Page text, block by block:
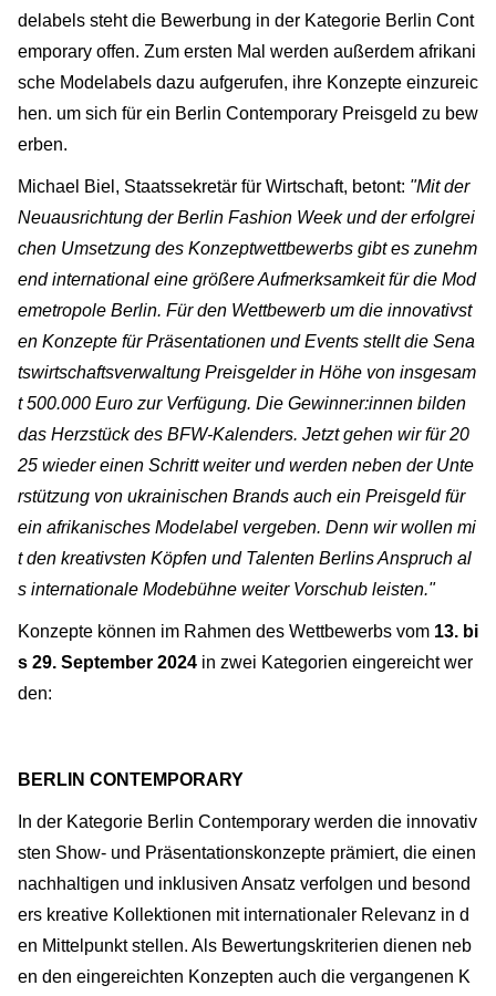
delabels steht die Bewerbung in der Kategorie Berlin Cont
emporary offen. Zum ersten Mal werden außerdem afrikani
sche Modelabels dazu aufgerufen, ihre Konzepte einzureic
hen. um sich für ein Berlin Contemporary Preisgeld zu bew
erben.
Michael Biel, Staatssekretär für Wirtschaft, betont: "Mit der
Neuausrichtung der Berlin Fashion Week und der erfolgrei
chen Umsetzung des Konzeptwettbewerbs gibt es zunehm
end international eine größere Aufmerksamkeit für die Mod
emetropole Berlin. Für den Wettbewerb um die innovativst
en Konzepte für Präsentationen und Events stellt die Sena
tswirtschaftsverwaltung Preisgelder in Höhe von insgesam
t 500.000 Euro zur Verfügung. Die Gewinner:innen bilden
das Herzstück des BFW-Kalenders. Jetzt gehen wir für 20
25 wieder einen Schritt weiter und werden neben der Unte
rstützung von ukrainischen Brands auch ein Preisgeld für
ein afrikanisches Modelabel vergeben. Denn wir wollen mi
t den kreativsten Köpfen und Talenten Berlins Anspruch al
s internationale Modebühne weiter Vorschub leisten."
Konzepte können im Rahmen des Wettbewerbs vom 13. bi
s 29. September 2024 in zwei Kategorien eingereicht wer
den:
BERLIN CONTEMPORARY
In der Kategorie Berlin Contemporary werden die innovativ
sten Show- und Präsentationskonzepte prämiert, die einen
nachhaltigen und inklusiven Ansatz verfolgen und besond
ers kreative Kollektionen mit internationaler Relevanz in d
en Mittelpunkt stellen. Als Bewertungskriterien dienen neb
en den eingereichten Konzepten auch die vergangenen K